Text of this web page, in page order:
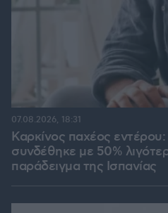
Καρκίνος παχέος
συνδέθηκε με 50%
παράδειγμα της Ισπανίας
07.08.2026, 18:31